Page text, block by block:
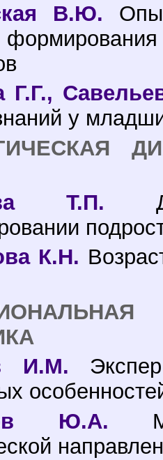
В.Ю.
Г.Г.,
у
Т.П.
К.Н.
И.М.
Ю.А.